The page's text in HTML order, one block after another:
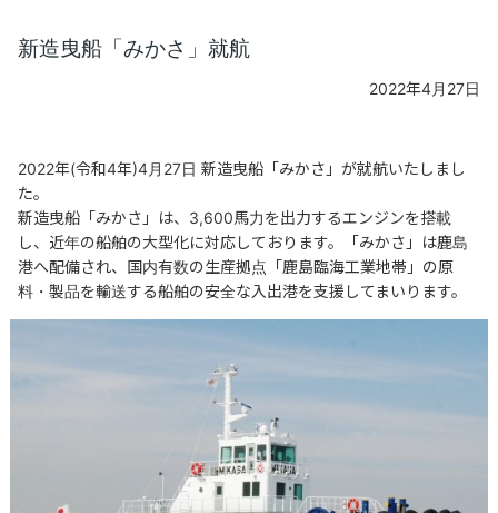
新造曳船「みかさ」就航
2022年4月27日
2022年(令和4年)4月27日 新造曳船「みかさ」が就航いたしまし
た。
新造曳船「みかさ」は、3,600馬力を出力するエンジンを搭載
し、近年の船舶の大型化に対応しております。「みかさ」は鹿島
港へ配備され、国内有数の生産拠点「鹿島臨海工業地帯」の原
料・製品を輸送する船舶の安全な入出港を支援してまいります。